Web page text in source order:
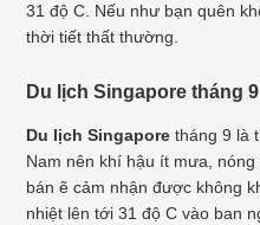
31 độ C. Nếu như bạn quên
thời tiết thất thường.
Du lịch Singapore tháng 9
Du lịch Singaporetháng 9 là
Nam nên khí hậu ít mưa,
bán ẽ cảm nhận được không
nhiệt lên tới 31 độ C vào ban